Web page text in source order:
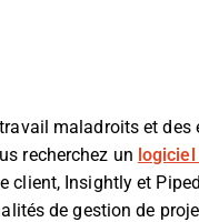
maladroits et
recherchez un logiciel
client, Insightly et
de gestion de